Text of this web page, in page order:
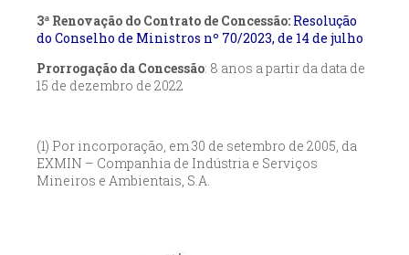
3ª Renovação do Contrato de Concessão: Resolução
do Conselho de Ministros nº 70/2023, de 14 de julho
Prorrogação da Concessão: 8 anos a partir da data de
15 de dezembro de 2022
(1) Por incorporação, em 30 de setembro de 2005, da
EXMIN – Companhia de Indústria e Serviços
Mineiros e Ambientais, S.A.